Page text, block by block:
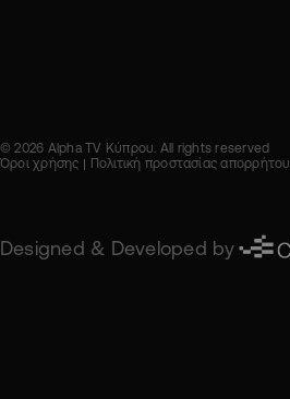
© 2026 Alpha TV Κύπρου. All rights reserved
Όροι χρήσης
Πολιτική προστασίας απορρήτου
Designed & Developed by